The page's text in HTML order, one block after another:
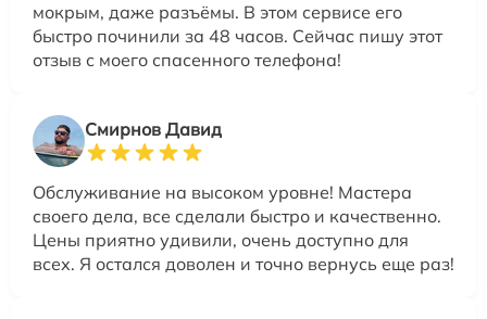
мокрым, даже разъёмы. В этом сервисе его
быстро починили за 48 часов. Сейчас пишу этот
отзыв с моего спасенного телефона!
Смирнов Давид
Обслуживание на высоком уровне! Мастера
своего дела, все сделали быстро и качественно.
Цены приятно удивили, очень доступно для
всех. Я остался доволен и точно вернусь еще раз!